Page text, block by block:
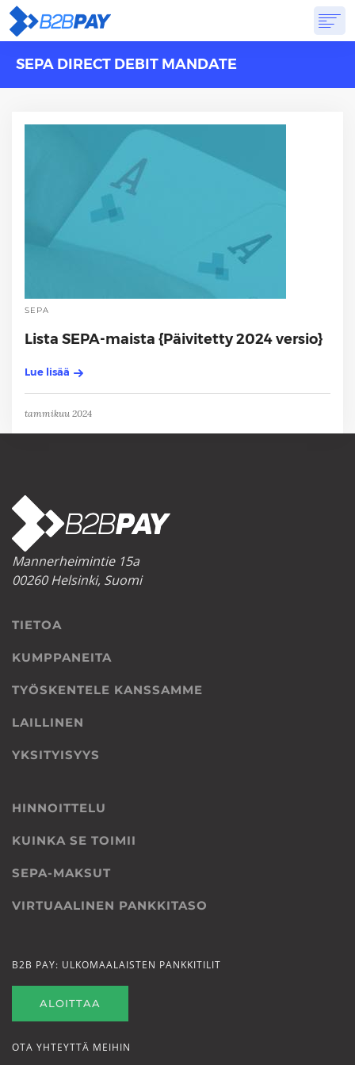
TIETOARATKAISUTVIRTUAALIPANKKIHINNOITTELU
SEPA DIRECT DEBIT MANDATE
SEPA
Lista SEPA-maista {Päivitetty 2024 versio}
Lue lisää
tammikuu 2024
Mannerheimintie 15a
00260 Helsinki, Suomi
TIETOA
KUMPPANEITA
TYÖSKENTELE KANSSAMME
LAILLINEN
YKSITYISYYS
HINNOITTELU
KUINKA SE TOIMII
SEPA-MAKSUT
VIRTUAALINEN PANKKITASO
B2B PAY: ULKOMAALAISTEN PANKKITILIT
ALOITTAA
OTA YHTEYTTÄ MEIHIN